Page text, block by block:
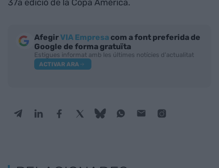
37a edició de la Copa Amèrica.
AfegirVIA Empresa com a font preferida de
Google de forma gratuïta
Estigues informat amb les últimes notícies d'actualitat
ACTIVAR ARA